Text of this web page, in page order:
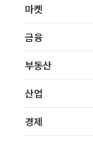
마켓
금융
부동산
산업
경제